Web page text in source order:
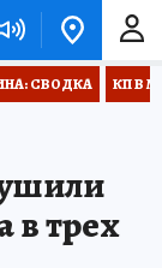
СВОДКА КП В
в трех